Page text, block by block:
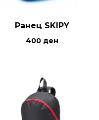
Ранец SKIPY
400 ден